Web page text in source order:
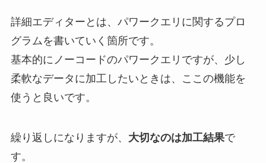
詳細エディターとは、パワークエリに関するプロ
グラムを書いていく箇所です。
基本的にノーコードのパワークエリですが、少し
柔軟なデータに加工したいときは、ここの機能を
使うと良いです。
繰り返しになりますが、 大切なのは加工結果で
す。